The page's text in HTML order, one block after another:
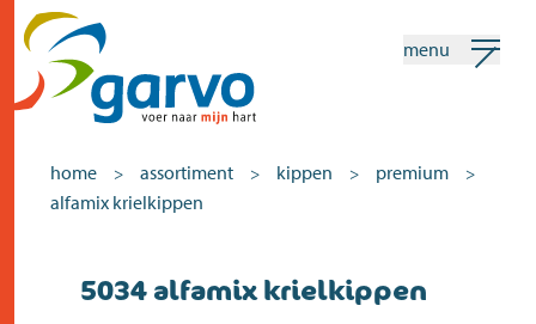
home
menu
home > assortiment > kippen > premium >
alfamix krielkippen
5034 alfamix krielkippen